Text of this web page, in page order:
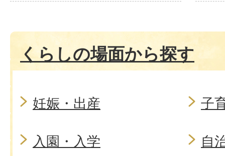
くらしの場面から探す
妊娠・出産 子
入園・入学 自